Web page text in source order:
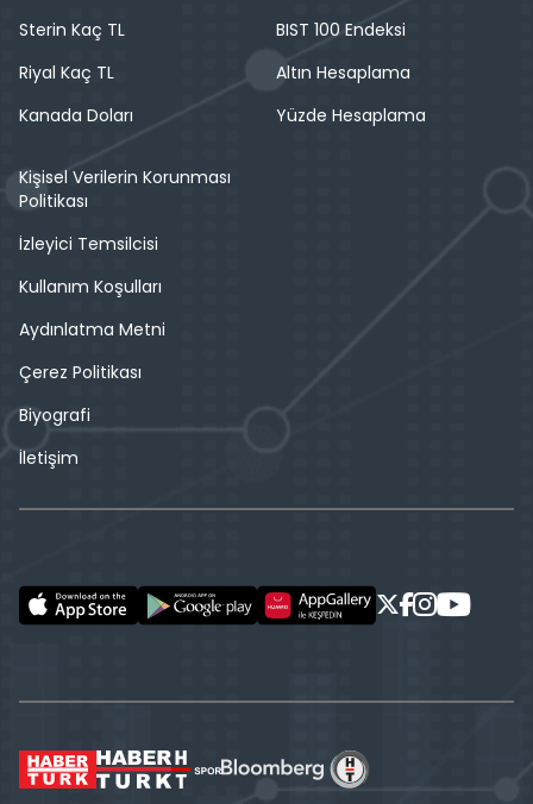
Sterin Kaç TL
Riyal Kaç TL
Kanada Doları
BIST 100 Endeksi
Altın Hesaplama
Yüzde Hesaplama
Kişisel Verilerin Korunması
Politikası
İzleyici Temsilcisi
Kullanım Koşulları
Aydınlatma Metni
Çerez Politikası
Biyografi
İletişim